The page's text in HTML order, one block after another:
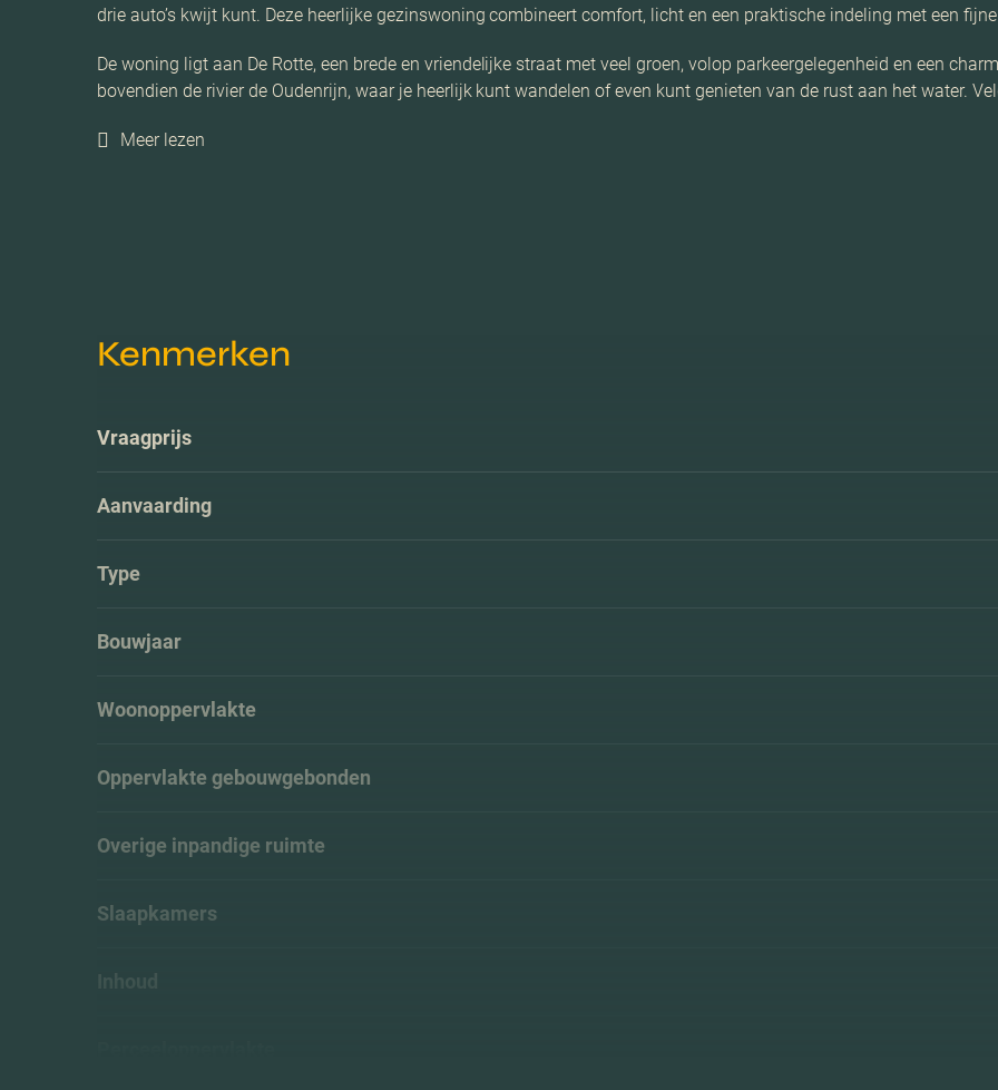
drie auto’s kwijt kunt. Deze heerlijke gezinswoning combineert comfort, licht en een praktische indeling met een
De woning ligt aan De Rotte, een brede en vriendelijke straat met veel groen, volop parkeergelegenheid en een
bovendien de rivier de Oudenrijn, waar je heerlijk kunt wandelen of even kunt genieten van de rust aan het water.
Meer lezen
Kenmerken
Vraagprijs
Aanvaarding
Type
Bouwjaar
Woonoppervlakte
Oppervlakte gebouwgebonden
Overige inpandige ruimte
Slaapkamers